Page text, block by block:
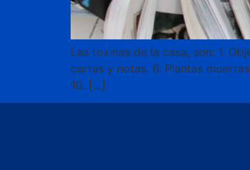
Las toxinas de la casa, son: 1.
cartas y notas. 6. Plantas
10. […]